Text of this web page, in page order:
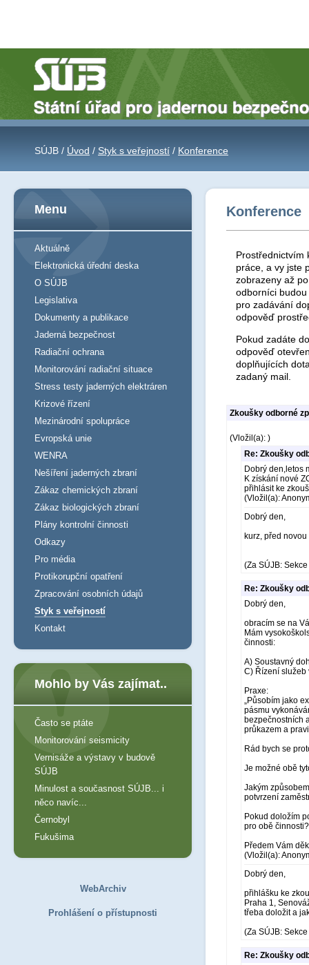
SÚJB / Úvod / Styk s veřejností / Konference
Konference
Prostřednictvím
práce, a vy jste
zobrazeny až
odborníci
pro zadávání
odpověď
Pokud zadáte
odpověď
doplňujících
zadaný mail.
Zkoušky odborné
(Vložil(a): )
Re: Zkoušky
Dobrý den,letos
K získání nové
přihlásit ke
(Vložil(a):
Dobrý den,
kurz, před
(Za SÚJB:
Re: Zkoušky
Dobrý den,
obracím se na
Mám
činnosti:
A) Soustavný
C) Řízení služeb
Praxe:
„Působím jako
pásmu
bezpečnostních
průkazem a
Rád bych se
Je možné obě
Jakým
potvrzení
Pokud doložím
pro obě činnosti?
Předem Vám
(Vložil(a):
Dobrý den,
přihlášku ke
Praha 1,
třeba doložit a
(Za SÚJB:
Re: Zkoušky
Menu
Aktuálně
Elektronická úřední deska
O SÚJB
Legislativa
Dokumenty a publikace
Jaderná bezpečnost
Radiační ochrana
Monitorování radiační situace
Stress testy jaderných elektráren
Krizové řízení
Mezinárodní spolupráce
Evropská unie
WENRA
Nešíření jaderných zbraní
Zákaz chemických zbraní
Zákaz biologických zbraní
Plány kontrolní činnosti
Odkazy
Pro média
Protikorupční opatření
Zpracování osobních údajů
Styk s veřejností
Kontakt
Mohlo by Vás zajímat..
Často se ptáte
Monitorování seismicity
Vernisáže a výstavy v budově
SÚJB
Minulost a současnost SÚJB... i
něco navíc...
Černobyl
Fukušima
WebArchiv
Prohlášení o přístupnosti